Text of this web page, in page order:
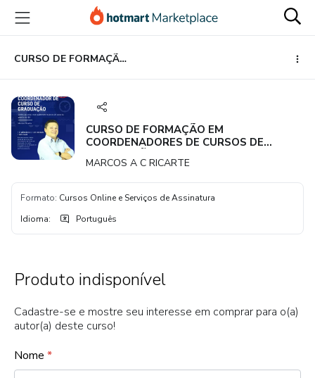
para
conteúdo
principal
para
pagamento
para
rodapé
CURSO DE FORMAÇÃO EM COORDENADORES DE CURSOS DE GRADUAÇÃO
CURSO DE FORMAÇÃO EM
COORDENADORES DE CURSOS DE
MARCOS A C RICARTE
Formato: Cursos Online e Serviços de Assinatura
Idioma: Português
Produto indisponível
Cadastre-se e mostre seu interesse em comprar para o(a)
autor(a) deste curso!
Nome *